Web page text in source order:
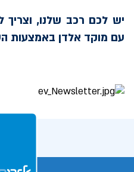
יש לכם רכב שלנו, וצריך
עם מוקד אלדן באמצעות